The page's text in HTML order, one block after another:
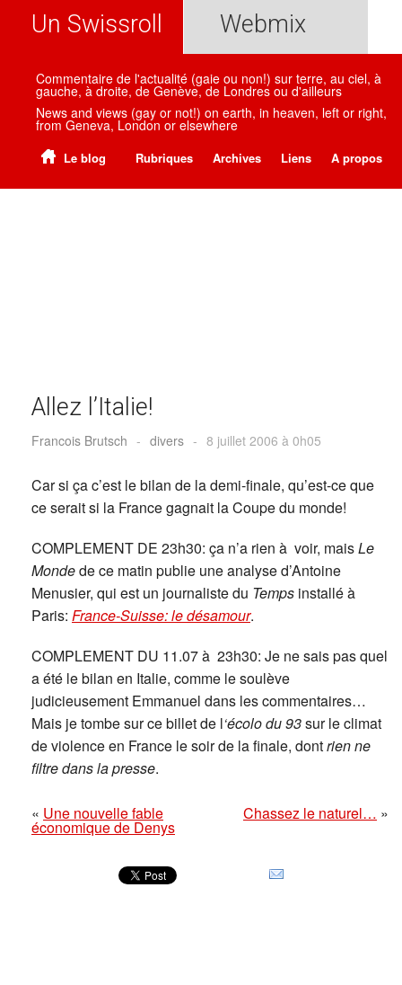
Un Swissroll Webmix
Commentaire de l'actualité (gaie ou non!) sur terre, au ciel, à
gauche, à droite, de Genève, de Londres ou d'ailleurs
News and views (gay or not!) on earth, in heaven, left or right,
from Geneva, London or elsewhere
Le blog Rubriques Archives Liens A propos
Allez l’Italie!
Francois Brutsch - divers - 8 juillet 2006 à 0h05
Car si ça c’est le bilan de la demi-finale, qu’est-ce que
ce serait si la France gagnait la Coupe du monde!
COMPLEMENT DE 23h30: ça n’a rien à voir, maisLe
Mondede ce matin publie une analyse d’Antoine
Menusier, qui est un journaliste du Temps installé à
Paris: France-Suisse: le désamour.
COMPLEMENT DU 11.07 à 23h30: Je ne sais pas quel
a été le bilan en Italie, comme le soulève
judicieusement Emmanuel dans les commentaires…
Mais je tombe sur ce billet de l‘écolo du 93sur le climat
de violence en France le soir de la finale, dontrien ne
filtre dans la presse.
« Une nouvelle fable
économique de Denys
Chassez le naturel… »